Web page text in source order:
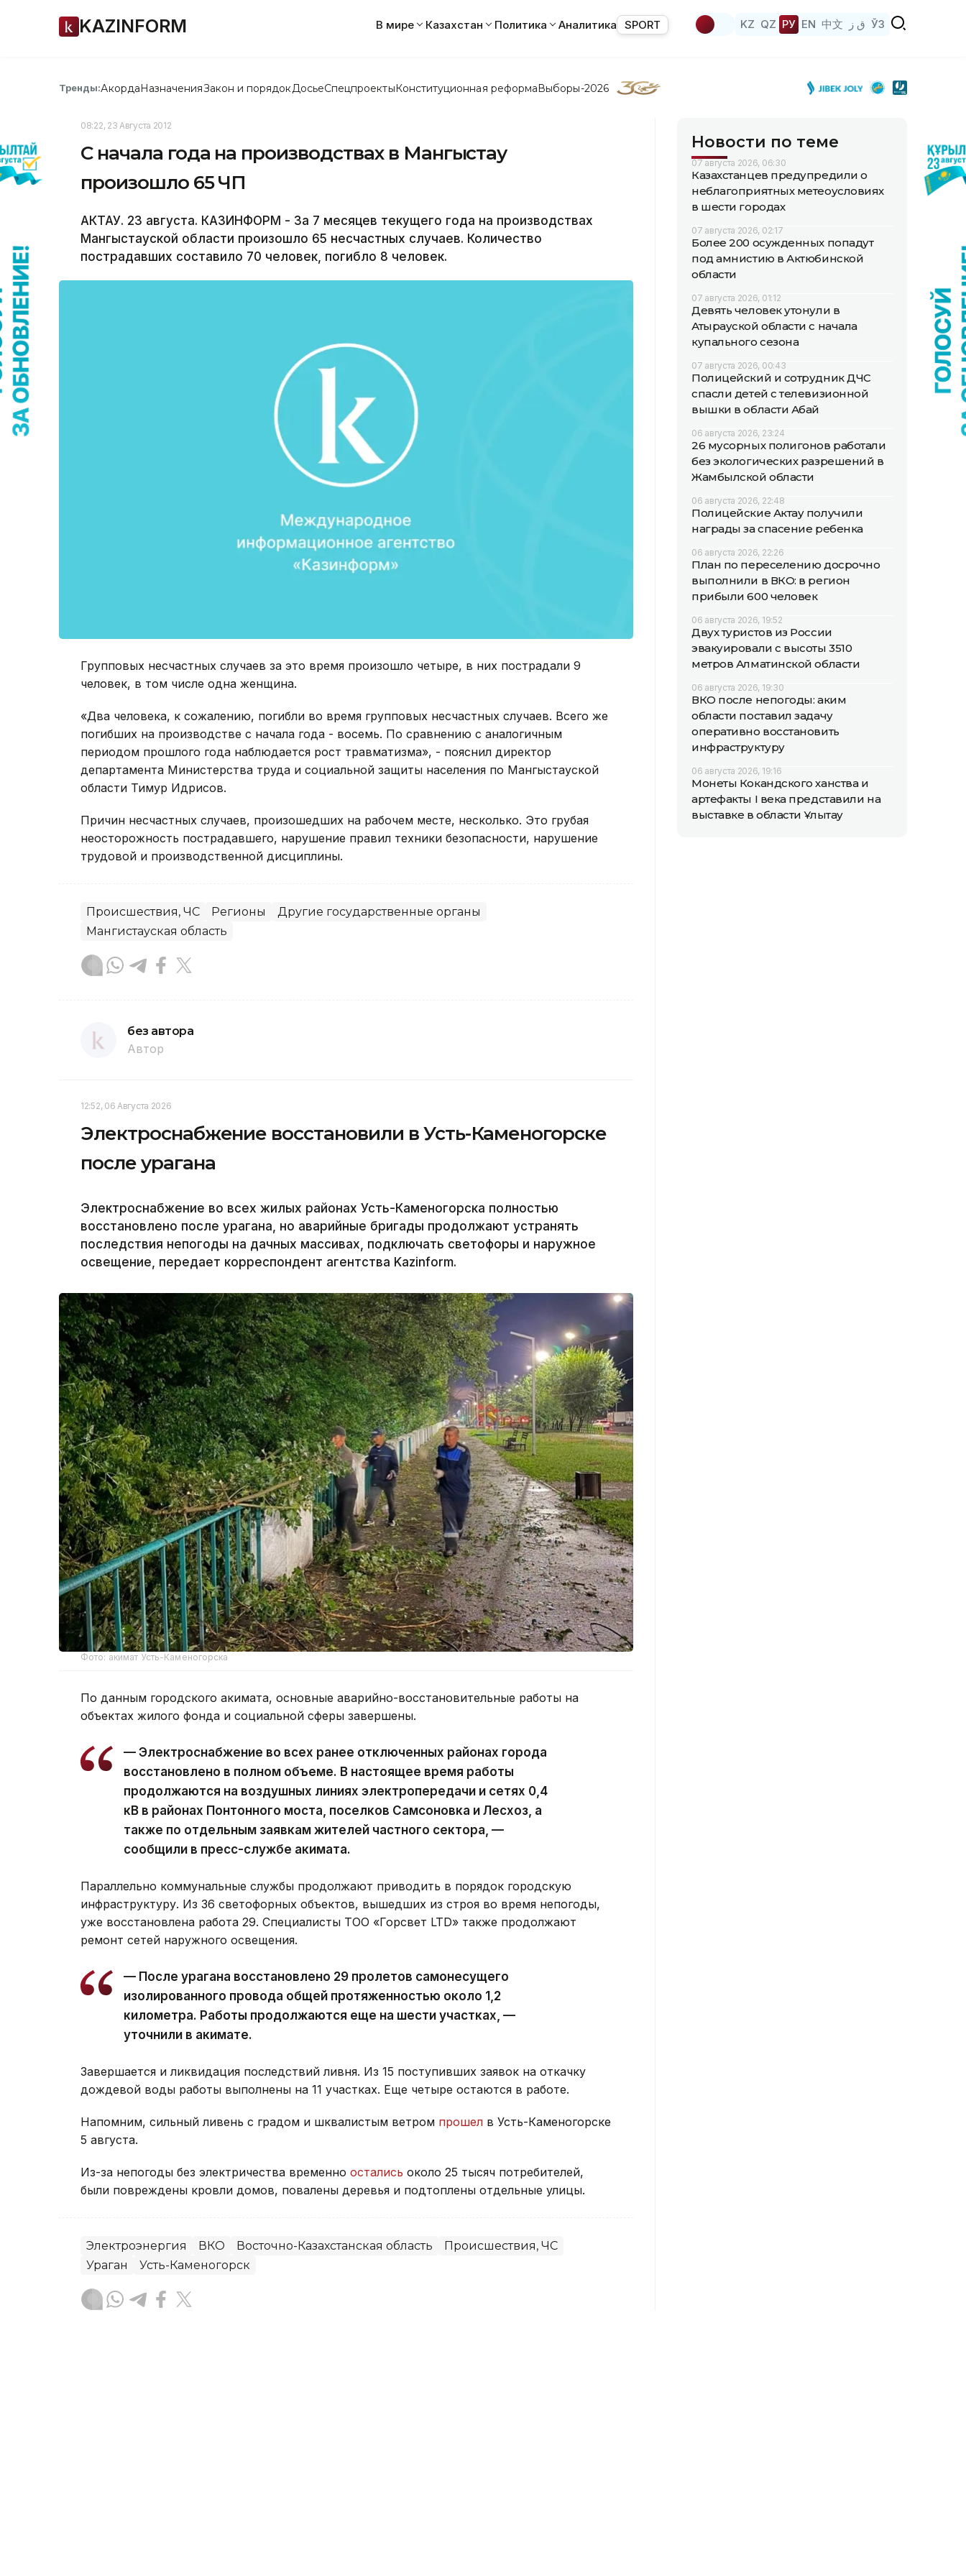
KAZINFORM В мире Казахстан Политика Аналитика SPORT KZ QZ РУ EN 中文 ق ز ЎЗ
Тренды:АкордаНазначенияЗакон и порядок ДосьеСпецпроектыКонституционная реформаВыборы-2026
08:22, 23 Августа 2012
С начала года на производствах в Мангыстау
произошло 65 ЧП
АКТАУ. 23 августа. КАЗИНФОРМ - За 7 месяцев текущего года на производствах
Мангыстауской области произошло 65 несчастных случаев. Количество
пострадавших составило 70 человек, погибло 8 человек.
Групповых несчастных случаев за это время произошло четыре, в них пострадали 9
человек, в том числе одна женщина.
«Два человека, к сожалению, погибли во время групповых несчастных случаев. Всего же
погибших на производстве с начала года - восемь. По сравнению с аналогичным
периодом прошлого года наблюдается рост травматизма», - пояснил директор
департамента Министерства труда и социальной защиты населения по Мангыстауской
области Тимур Идрисов.
Причин несчастных случаев, произошедших на рабочем месте, несколько. Это грубая
неосторожность пострадавшего, нарушение правил техники безопасности, нарушение
трудовой и производственной дисциплины.
Происшествия, ЧС Регионы
Другие государственные органы
Мангистауская область
без автора
Автор
12:52, 06 Августа 2026
Электроснабжение восстановили в Усть-Каменогорске
после урагана
Электроснабжение во всех жилых районах Усть-Каменогорска полностью
восстановлено после урагана, но аварийные бригады продолжают устранять
последствия непогоды на дачных массивах, подключать светофоры и наружное
освещение, передает корреспондент агентства Kazinform.
Фото: акимат Усть-Каменогорска
По данным городского акимата, основные аварийно-восстановительные работы на
объектах жилого фонда и социальной сферы завершены.
— Электроснабжение во всех ранее отключенных районах города
восстановлено в полном объеме. В настоящее время работы
продолжаются на воздушных линиях электропередачи и сетях 0,4
кВ в районах Понтонного моста, поселков Самсоновка и Лесхоз, а
также по отдельным заявкам жителей частного сектора, —
сообщили в пресс-службе акимата.
Параллельно коммунальные службы продолжают приводить в порядок городскую
инфраструктуру. Из 36 светофорных объектов, вышедших из строя во время непогоды,
уже восстановлена работа 29. Специалисты ТОО «Горсвет LTD» также продолжают
ремонт сетей наружного освещения.
— После урагана восстановлено 29 пролетов самонесущего
изолированного провода общей протяженностью около 1,2
километра. Работы продолжаются еще на шести участках, —
уточнили в акимате.
Завершается и ликвидация последствий ливня. Из 15 поступивших заявок на откачку
дождевой воды работы выполнены на 11 участках. Еще четыре остаются в работе.
Напомним, сильный ливень с градом и шквалистым ветром прошел в Усть-Каменогорске
5 августа.
Из-за непогоды без электричества временно остались около 25 тысяч потребителей,
были повреждены кровли домов, повалены деревья и подтоплены отдельные улицы.
Электроэнергия ВКО Восточно-Казахстанская область
Происшествия, ЧС
Ураган
Усть-Каменогорск
Новости по теме
07 августа 2026, 06:30
Казахстанцев предупредили о
неблагоприятных метеоусловиях
в шести городах
07 августа 2026, 02:17
Более 200 осужденных попадут
под амнистию в Актюбинской
области
07 августа 2026, 01:12
Девять человек утонули в
Атырауской области с начала
купального сезона
07 августа 2026, 00:43
Полицейский и сотрудник ДЧС
спасли детей с телевизионной
вышки в области Абай
06 августа 2026, 23:24
26 мусорных полигонов работали
без экологических разрешений в
Жамбылской области
06 августа 2026, 22:48
Полицейские Актау получили
награды за спасение ребенка
06 августа 2026, 22:26
План по переселению досрочно
выполнили в ВКО: в регион
прибыли 600 человек
06 августа 2026, 19:52
Двух туристов из России
эвакуировали с высоты 3510
метров Алматинской области
06 августа 2026, 19:30
ВКО после непогоды: аким
области поставил задачу
оперативно восстановить
инфраструктуру
06 августа 2026, 19:16
Монеты Кокандского ханства и
артефакты I века представили на
выставке в области Ұлытау